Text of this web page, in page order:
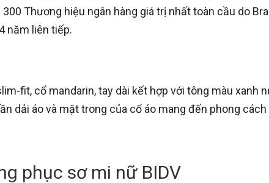
Thương hiệu ngân hàng giá trị nhất toàn cầu do
năm liên tiếp.
fit, cổ mandarin, tay dài kết hợp với tông màu xanh
dải áo và mặt trong của cổ áo mang đến phong